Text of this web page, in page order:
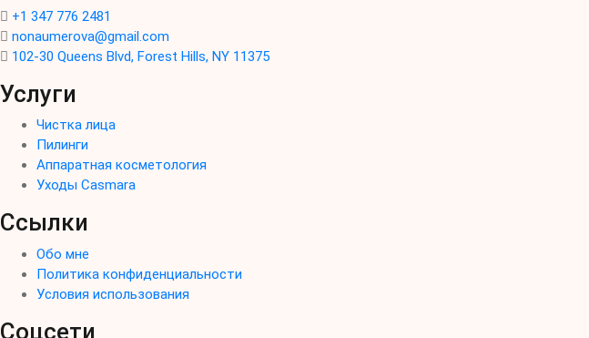
+1 347 776 2481
nonaumerova@gmail.com
102-30 Queens Blvd, Forest Hills, NY 11375
Услуги
Чистка лица
Пилинги
Аппаратная косметология
Уходы Casmara
Ссылки
Обо мне
Политика конфиденциальности
Условия использования
Соцсети